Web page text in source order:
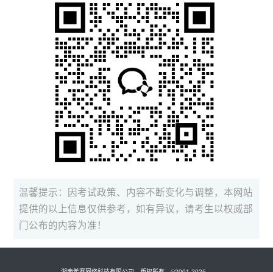
温馨提示：因考试政策、内容不断变化与调整，本网站
提供的以上信息仅供参考，如有异议，请考生以权威部
门公布的内容为准！